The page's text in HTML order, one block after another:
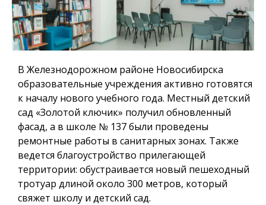
В Железнодорожном районе Новосибирска
образовательные учреждения активно готовятся
к началу нового учебного года. Местный детский
сад «Золотой ключик» получил обновленный
фасад, а в школе № 137 были проведены
ремонтные работы в санитарных зонах. Также
ведется благоустройство прилегающей
территории: обустраивается новый пешеходный
тротуар длиной около 300 метров, который
свяжет школу и детский сад.